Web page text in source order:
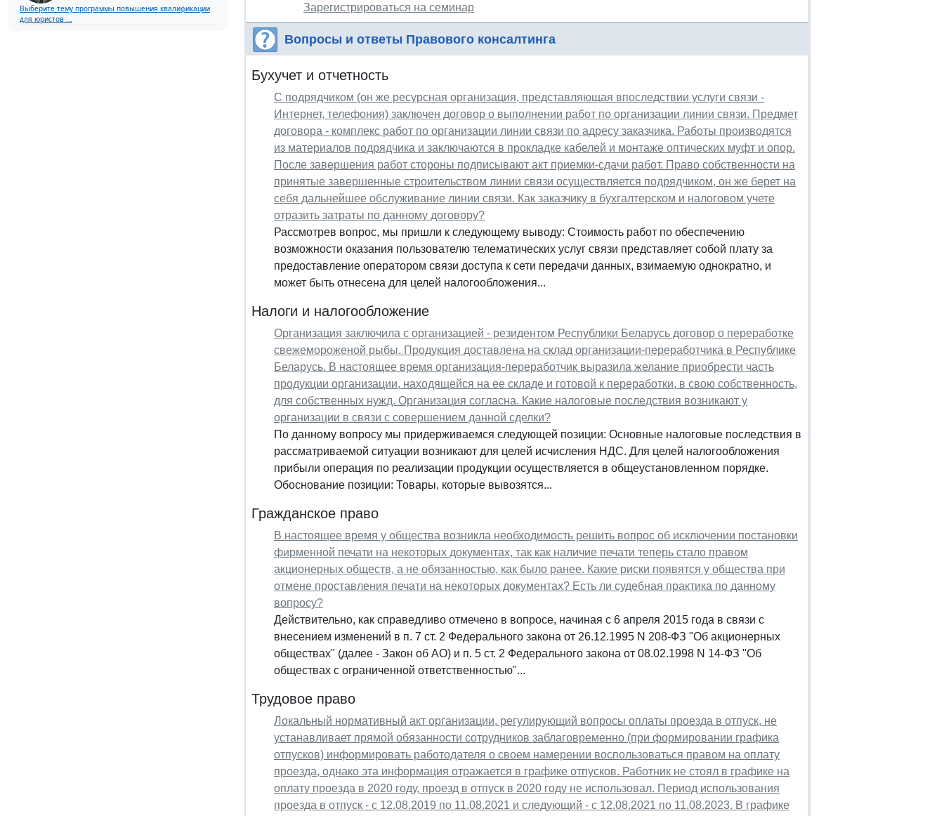
Выберите тему программы повышения квалификации
для юристов ...
Зарегистрироваться на семинар
Вопросы и ответы Правового консалтинга
Бухучет и отчетность
С подрядчиком (он же ресурсная организация, представляющая впоследствии услуги связи -
Интернет, телефония) заключен договор о выполнении работ по организации линии связи. Предмет
договора - комплекс работ по организации линии связи по адресу заказчика. Работы производятся
из материалов подрядчика и заключаются в прокладке кабелей и монтаже оптических муфт и опор.
После завершения работ стороны подписывают акт приемки-сдачи работ. Право собственности на
принятые завершенные строительством линии связи осуществляется подрядчиком, он же берет на
себя дальнейшее обслуживание линии связи. Как заказчику в бухгалтерском и налоговом учете
отразить затраты по данному договору?
Рассмотрев вопрос, мы пришли к следующему выводу: Стоимость работ по обеспечению
возможности оказания пользователю телематических услуг связи представляет собой плату за
предоставление оператором связи доступа к сети передачи данных, взимаемую однократно, и
может быть отнесена для целей налогообложения...
Налоги и налогообложение
Организация заключила с организацией - резидентом Республики Беларусь договор о переработке
свежемороженой рыбы. Продукция доставлена на склад организации-переработчика в Республике
Беларусь. В настоящее время организация-переработчик выразила желание приобрести часть
продукции организации, находящейся на ее складе и готовой к переработки, в свою собственность,
для собственных нужд. Организация согласна. Какие налоговые последствия возникают у
организации в связи с совершением данной сделки?
По данному вопросу мы придерживаемся следующей позиции: Основные налоговые последствия в
рассматриваемой ситуации возникают для целей исчисления НДС. Для целей налогообложения
прибыли операция по реализации продукции осуществляется в общеустановленном порядке.
Обоснование позиции: Товары, которые вывозятся...
Гражданское право
В настоящее время у общества возникла необходимость решить вопрос об исключении постановки
фирменной печати на некоторых документах, так как наличие печати теперь стало правом
акционерных обществ, а не обязанностью, как было ранее. Какие риски появятся у общества при
отмене проставления печати на некоторых документах? Есть ли судебная практика по данному
вопросу?
Действительно, как справедливо отмечено в вопросе, начиная с 6 апреля 2015 года в связи с
внесением изменений в п. 7 ст. 2 Федерального закона от 26.12.1995 N 208-ФЗ "Об акционерных
обществах" (далее - Закон об АО) и п. 5 ст. 2 Федерального закона от 08.02.1998 N 14-ФЗ "Об
обществах с ограниченной ответственностью"...
Трудовое право
Локальный нормативный акт организации, регулирующий вопросы оплаты проезда в отпуск, не
устанавливает прямой обязанности сотрудников заблаговременно (при формировании графика
отпусков) информировать работодателя о своем намерении воспользоваться правом на оплату
проезда, однако эта информация отражается в графике отпусков. Работник не стоял в графике на
оплату проезда в 2020 году, проезд в отпуск в 2020 году не использовал. Период использования
проезда в отпуск - с 12.08.2019 по 11.08.2021 и следующий - с 12.08.2021 по 11.08.2023. В графике